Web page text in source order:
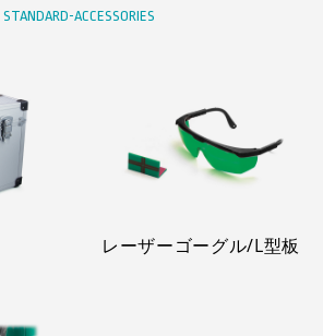
STANDARD-ACCESSORIES
レーザーゴーグル/L型板